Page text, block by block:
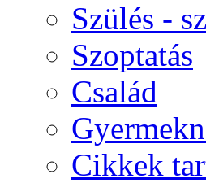
Szülés -
Szoptatás
Család
Cikkek